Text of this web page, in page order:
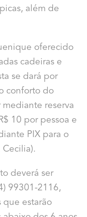
além de
oferecido
cadeiras e
se dará por
conforto do
reserva
10 por pessoa e
PIX para o
Cecilia).
deverá ser
99301-2116,
que estarão